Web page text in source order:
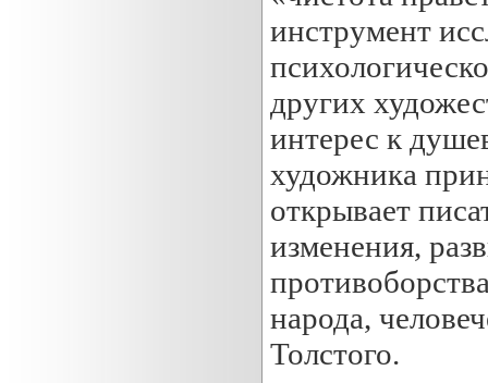
инструмент
других
интерес к
художника
открывает
изменения,
народа,
Толстого.